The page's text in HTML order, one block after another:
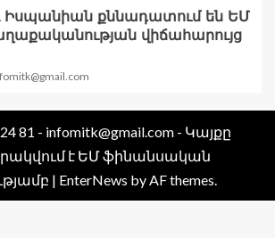
քննադատում են ԵՄ
վիճահարույց
81 - infomitk@gmail.com - Կայքը
է ԵՄ ֆինանսական
| EnterNews by AF themes.